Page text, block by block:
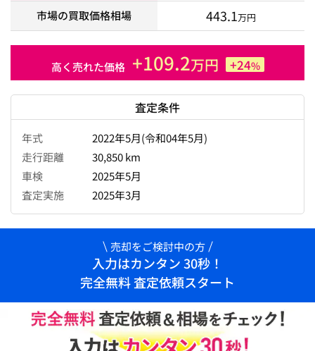
市場の買取価格相場 443.1万円
高く売れた価格 +109.2万円 +24%
査定条件
年式
2022年5月(令和04年5月)
走行距離
30,850 km
車検
2025年5月
査定実施
2025年3月
売却をご検討中の方
入力はカンタン 30秒！
完全無料 査定依頼スタート